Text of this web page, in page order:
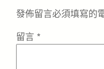
發佈留言必須填寫的
留言 *